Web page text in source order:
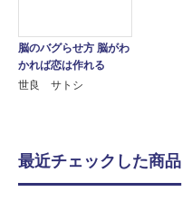
脳のバグらせ方 脳がわ
かれば恋は作れる
世良 サトシ
最近チェックした商品